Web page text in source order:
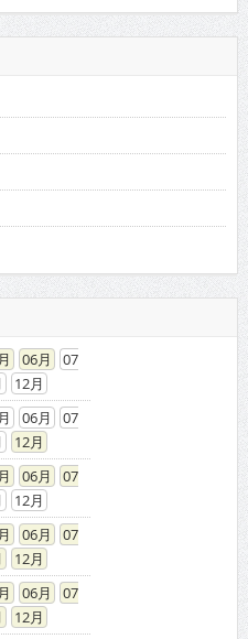
06
07
12
06
07
12
06
07
12
06
07
12
06
07
12